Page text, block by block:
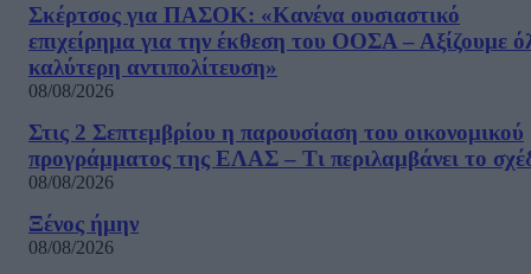
Σκέρτσος για ΠΑΣΟΚ: «Κανένα ουσιαστικό
επιχείρημα για την έκθεση του ΟΟΣΑ – Αξίζουμε
καλύτερη αντιπολίτευση»
08/08/2026
Στις 2 Σεπτεμβρίου η παρουσίαση του οικονομικού
προγράμματος της ΕΛΑΣ – Τι περιλαμβάνει το
08/08/2026
Ξένος ήμην
08/08/2026